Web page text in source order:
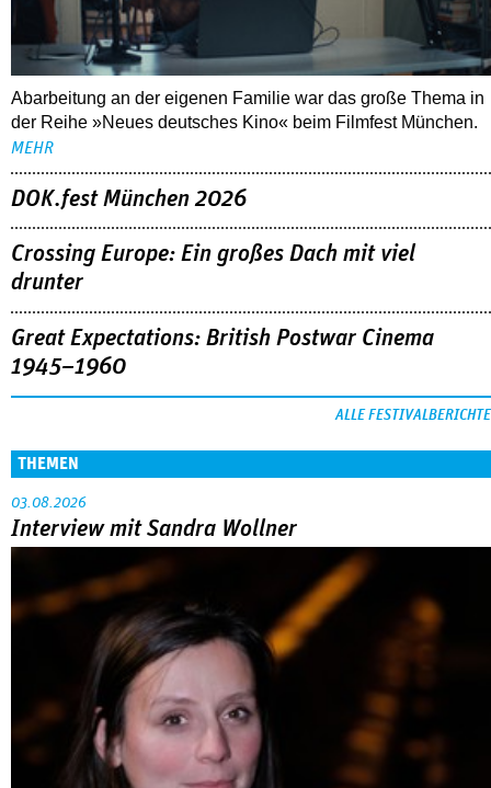
Abarbeitung an der eigenen Familie war das große Thema in
der Reihe »Neues deutsches Kino« beim Filmfest München.
MEHR
DOK.fest München 2026
Crossing Europe: Ein großes Dach mit viel
drunter
Great Expectations: British Postwar Cinema
1945–1960
ALLE FESTIVALBERICHTE
THEMEN
03.08.2026
Interview mit Sandra Wollner